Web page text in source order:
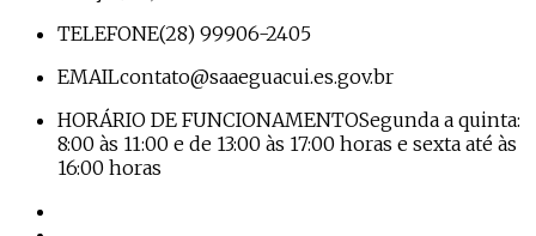
TELEFONE(28) 99906-2405
EMAILcontato@saaeguacui.es.gov.br
HORÁRIO DE FUNCIONAMENTOSegunda a quinta:
8:00 às 11:00 e de 13:00 às 17:00 horas e sexta até às
16:00 horas